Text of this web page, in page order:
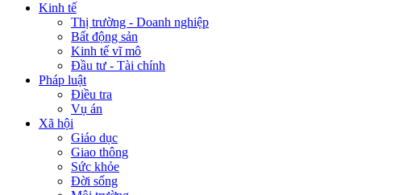
Kinh tế
Thị trường - Doanh nghiệp
Bất động sản
Kinh tế vĩ mô
Đầu tư - Tài chính
Pháp luật
Điều tra
Vụ án
Xã hội
Giáo dục
Giao thông
Sức khỏe
Đời sống